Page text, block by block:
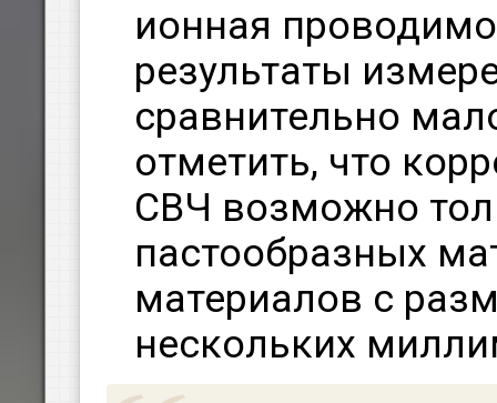
ионная
результаты
сравнительно
отметить, что
СВЧ возможно
пастообразных
материалов с
нескольких